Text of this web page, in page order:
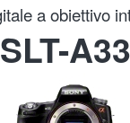
a obiettivo
SLT-A33